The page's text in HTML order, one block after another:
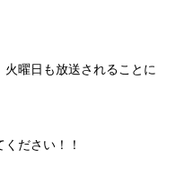
曜日も放送されることに
ださい！！